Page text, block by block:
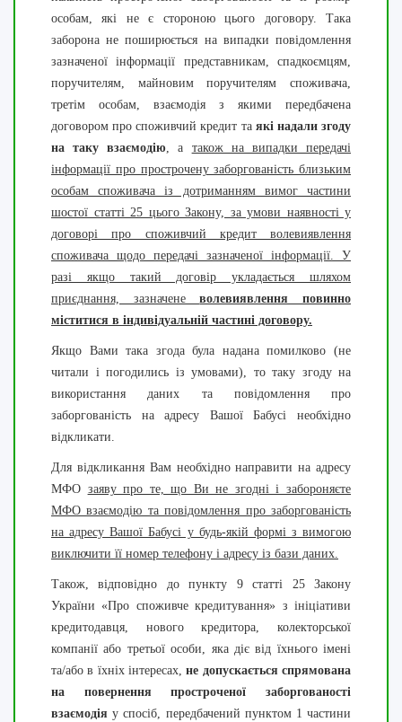
особам, які не є стороною цього договору. Така
заборона не поширюється на випадки повідомлення
зазначеної інформації представникам, спадкоємцям,
поручителям, майновим поручителям споживача,
третім особам, взаємодія з якими передбачена
договором про споживчий кредит та які надали згоду
на таку взаємодію, а також на випадки передачі
інформації про прострочену заборгованість близьким
особам споживача із дотриманням вимог частини
шостої статті 25 цього Закону, за умови наявності у
договорі про споживчий кредит волевиявлення
споживача щодо передачі зазначеної інформації. У
разі якщо такий договір укладається шляхом
приєднання, зазначеневолевиявлення повинно
міститися в індивідуальній частині договору.
Якщо Вами така згода була надана помилково (не
читали і погодились із умовами), то таку згоду на
використання даних та повідомлення про
заборгованість на адресу Вашої Бабусі необхідно
відкликати.
Для відкликання Вам необхідно направити на адресу
МФО заяву про те, що Ви не згодні і забороняєте
МФО взаємодію та повідомлення про заборгованість
на адресу Вашої Бабусі у будь-якій формі з вимогою
виключити її номер телефону і адресу із бази даних.
Також, відповідно до пункту 9 статті 25 Закону
України «Про споживче кредитування» з ініціативи
кредитодавця, нового кредитора, колекторської
компанії або третьої особи, яка діє від їхнього імені
та/або в їхніх інтересах,не допускається спрямована
на повернення простроченої заборгованості
взаємодія у спосіб, передбачений пунктом 1 частини